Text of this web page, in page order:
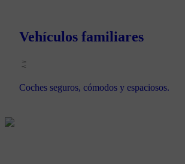
Vehículos familiares
Coches seguros, cómodos y espaciosos.